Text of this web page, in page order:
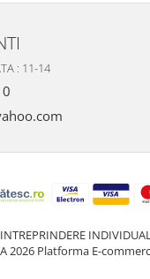
: 11-14
2026 Platforma E-